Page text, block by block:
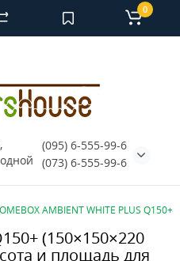
(095) 6-555-99-6
(073) 6-555-99-6
0
AMBIENT WHITE PLUS
(150×150×220
и площадь для